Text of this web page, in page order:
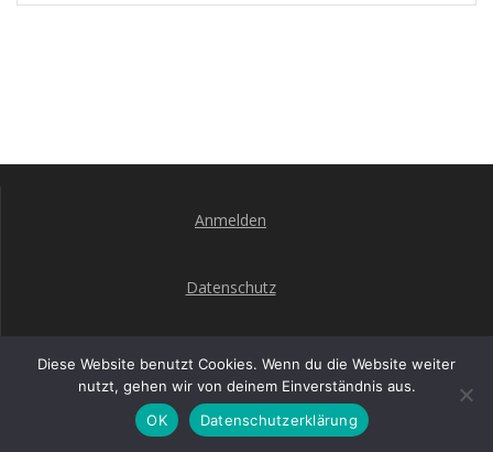
Anmelden
Datenschutz
Impressum
Diese Website benutzt Cookies. Wenn du die Website weiter
nutzt, gehen wir von deinem Einverständnis aus.
OK
Datenschutzerklärung